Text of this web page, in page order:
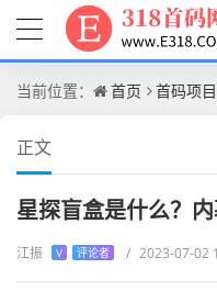
当前位置： 首页 首码项目
正文
星探盲盒是什么？
江振 V 评论者 / 2023-07-02